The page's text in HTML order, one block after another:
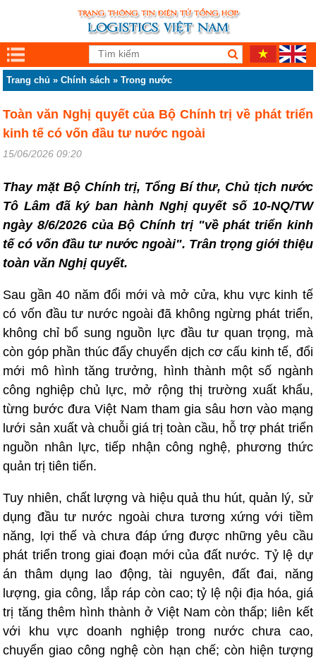
Trang chủ »Chính sách »Trong nước
Toàn văn Nghị quyết của Bộ Chính trị về phát triển
kinh tế có vốn đầu tư nước ngoài
15/06/2026 09:20
Thay mặt Bộ Chính trị, Tổng Bí thư, Chủ tịch nước
Tô Lâm đã ký ban hành Nghị quyết số 10-NQ/TW
ngày 8/6/2026 của Bộ Chính trị "về phát triển kinh
tế có vốn đầu tư nước ngoài". Trân trọng giới thiệu
toàn văn Nghị quyết.
Sau gần 40 năm đổi mới và mở cửa, khu vực kinh tế
có vốn đầu tư nước ngoài đã không ngừng phát triển,
không chỉ bổ sung nguồn lực đầu tư quan trọng, mà
còn góp phần thúc đẩy chuyển dịch cơ cấu kinh tế, đổi
mới mô hình tăng trưởng, hình thành một số ngành
công nghiệp chủ lực, mở rộng thị trường xuất khẩu,
từng bước đưa Việt Nam tham gia sâu hơn vào mạng
lưới sản xuất và chuỗi giá trị toàn cầu, hỗ trợ phát triển
nguồn nhân lực, tiếp nhận công nghệ, phương thức
quản trị tiên tiến.
Tuy nhiên, chất lượng và hiệu quả thu hút, quản lý, sử
dụng đầu tư nước ngoài chưa tương xứng với tiềm
năng, lợi thế và chưa đáp ứng được những yêu cầu
phát triển trong giai đoạn mới của đất nước. Tỷ lệ dự
án thâm dụng lao động, tài nguyên, đất đai, năng
lượng, gia công, lắp ráp còn cao; tỷ lệ nội địa hóa, giá
trị tăng thêm hình thành ở Việt Nam còn thấp; liên kết
với khu vực doanh nghiệp trong nước chưa cao,
chuyển giao công nghệ còn hạn chế; còn hiện tượng